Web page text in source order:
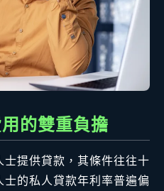
的雙重負擔
士提供貸款，其條件往往十
的私人貸款年利率普遍偏